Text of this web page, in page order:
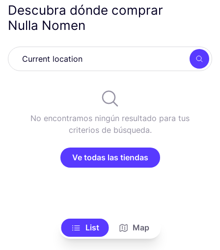
Descubra dónde comprar
Nulla Nomen
No encontramos ningún resultado para tus
criterios de búsqueda.
Ve todas las tiendas
List Map